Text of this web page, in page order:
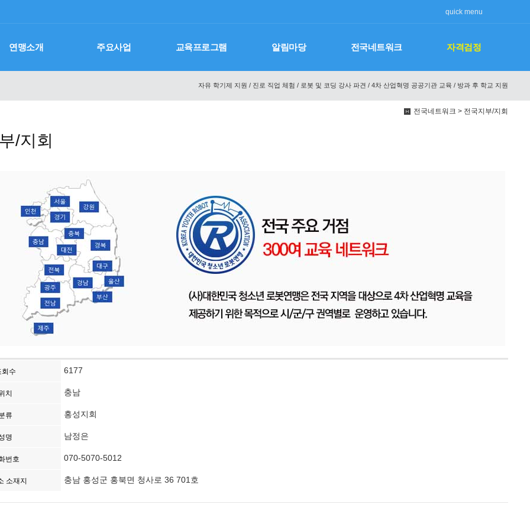
quick menu
연맹소개 주요사업 교육프로그램 알림마당 전국네트워크 자격검정
자유 학기제 지원 / 진로 직업 체험 / 로봇 및 코딩 강사 파견 / 4차 산업혁명 공공기관 교육 / 방과 후 학교 지원
전국네트워크 > 전국지부/지회
/지회
회수 6177
치 충남
류 홍성지회
명 남정은
번호 070-5070-5012
소재지 충남 홍성군 홍북면 청사로 36 701호